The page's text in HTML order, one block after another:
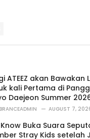
ATEEZ akan Bawakan
kali Pertama di
Daejeon Summer
AUGUST 7,
Know Buka Suara
Stray Kids setelah